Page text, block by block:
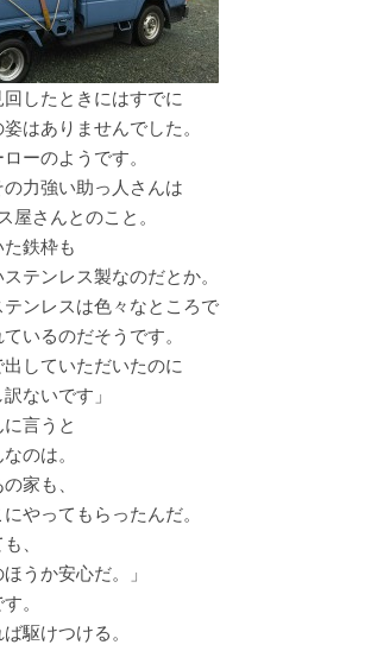
したときにはすでに
はありませんでした。
ーのようです。
力強い助っ人さんは
屋さんとのこと。
鉄枠も
テンレス製なのだとか。
ンレスは色々なところで
いるのだそうです。
出していただいたのに
ないです」
言うと
のは。
家も、
やってもらったんだ。
、
うか安心だ。」
。
駆けつける。